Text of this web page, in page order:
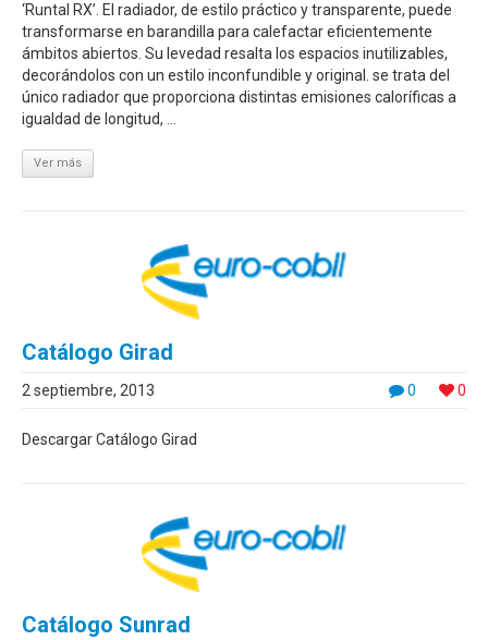
‘Runtal RX’. El radiador, de estilo práctico y transparente, puede
transformarse en barandilla para calefactar eficientemente
ámbitos abiertos. Su levedad resalta los espacios inutilizables,
decorándolos con un estilo inconfundible y original. se trata del
único radiador que proporciona distintas emisiones caloríficas a
igualdad de longitud, ...
Ver más
Catálogo Girad
0 0
2 septiembre, 2013
Descargar Catálogo Girad
Catálogo Sunrad